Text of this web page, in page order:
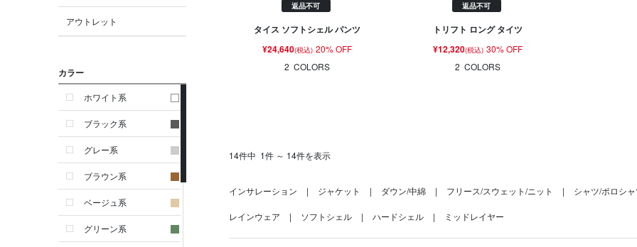
アウトレット
カラー
ホワイト系
ブラック系
グレー系
ブラウン系
ベージュ系
グリーン系
返品不可
タイス ソフトシェル パンツ
¥24,640(税込) 20% OFF
2 COLORS
返品不可
トリフト ロング タイツ
¥12,320(税込) 30% OFF
2 COLORS
14件中 1件 ～ 14件を表示
インサレーション ジャケット ダウン/中綿 フリース/スウェット/ニット シャツ/ポロシャ
レインウェア ソフトシェル ハードシェル ミッドレイヤー